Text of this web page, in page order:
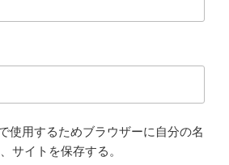
使用するためブラウザーに自分の名
サイトを保存する。